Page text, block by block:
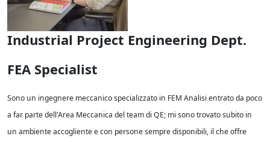
Industrial Project Engineering Dept.
FEA Specialist
Sono un ingegnere meccanico specializzato in FEM Analisi entrato da poco
a far parte dell'Area Meccanica del team di QE; mi sono trovato subito in
un ambiente accogliente e con persone sempre disponibili, il che offre